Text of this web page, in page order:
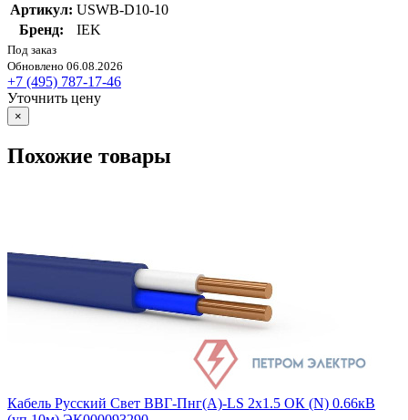
Артикул: USWB-D10-10
Бренд:
IEK
Под заказ
Обновлено 06.08.2026
+7 (495) 787-17-46
Уточнить цену
×
Похожие товары
Кабель Русский Свет ВВГ-Пнг(А)-LS 2х1.5 ОК (N) 0.66кВ